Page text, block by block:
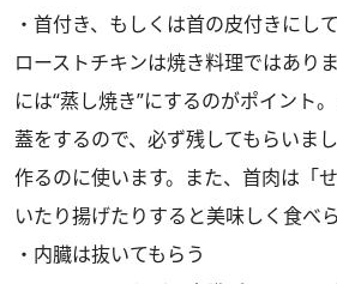
・首付き、もしくは首の皮付きにし
ローストチキンは焼き料理ではあり
には“蒸し焼き”にするのがポイント
蓋をするので、必ず残してもらいま
作るのに使います。また、首肉は「
いたり揚げたりすると美味しく食べら
・内臓は抜いてもらう